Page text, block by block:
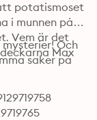
potatismoset
i munnen på
Vem är det
Max
Och
saker på